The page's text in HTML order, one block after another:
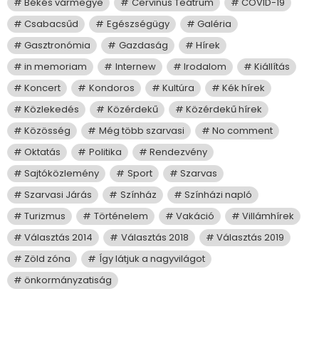
Csabacsűd
Egészségügy
Galéria
Gasztronómia
Gazdaság
Hírek
in memoriam
Internew Irodalom
Kiállítás
Koncert
Kondoros Kultúra
Kék hírek
Közlekedés
Közérdekű
Közérdekű hírek
Közösség
Még több szarvasi
No comment
Oktatás
Politika
Rendezvény
Sajtóközlemény
Sport
Szarvas
Szarvasi Járás
Színház
Színházi napló
Turizmus
Történelem Vakáció
Villámhírek
Választás 2014
Választás 2018
Választás 2019
Zöld zóna
Így látjuk a nagyvilágot
önkormányzatiság